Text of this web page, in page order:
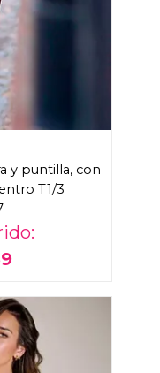
y puntilla, con
T1/3